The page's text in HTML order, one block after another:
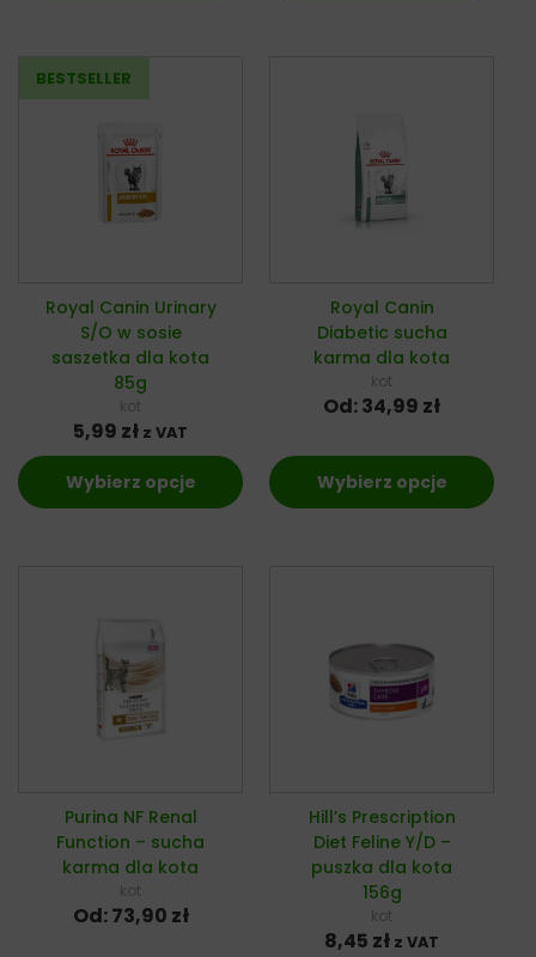
Royal Canin Urinary
S/O w sosie
saszetka dla kota
85g
kot
5,99 zł z VAT
Wybierz opcje
Royal Canin
Diabetic sucha
karma dla kota
kot
Od:34,99 zł
Wybierz opcje
Purina NF Renal
Function – sucha
karma dla kota
kot
Od:73,90 zł
Hill’s Prescription
Diet Feline Y/D –
puszka dla kota
156g
kot
8,45 zł z VAT